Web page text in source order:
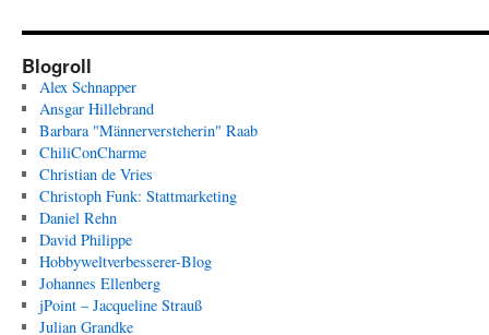
Blogroll
Alex Schnapper
Ansgar Hillebrand
Barbara "Männerversteherin" Raab
ChiliConCharme
Christian de Vries
Christoph Funk: Stattmarketing
Daniel Rehn
David Philippe
Hobbyweltverbesserer-Blog
Johannes Ellenberg
jPoint – Jacqueline Strauß
Julian Grandke